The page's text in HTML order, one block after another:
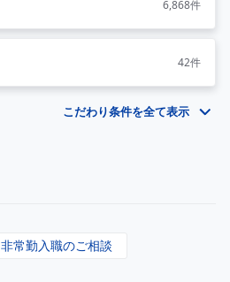
6,868件
42件
こだわり条件を全て表示
非常勤入職のご相談